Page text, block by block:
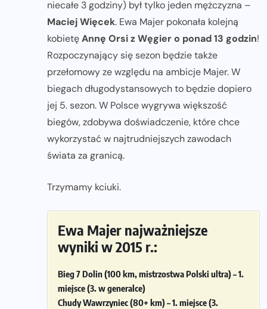
niecałe 3 godziny) był tylko jeden mężczyzna –
Maciej Więcek. Ewa Majer pokonała kolejną
kobietęAnnę Orsi z Węgier o ponad 13 godzin!
Rozpoczynający się sezon będzie także
przełomowy ze względu na ambicje Majer. W
biegach długodystansowych to będzie dopiero
jej 5. sezon. W Polsce wygrywa większość
biegów, zdobywa doświadczenie, które chce
wykorzystać w najtrudniejszych zawodach
świata za granicą.
Trzymamy kciuki.
Ewa Majer najważniejsze
wyniki w 2015 r.:
Bieg 7 Dolin (100 km, mistrzostwa Polski ultra) – 1.
miejsce (3. w generalce)
Chudy Wawrzyniec (80+ km) – 1. miejsce (3.